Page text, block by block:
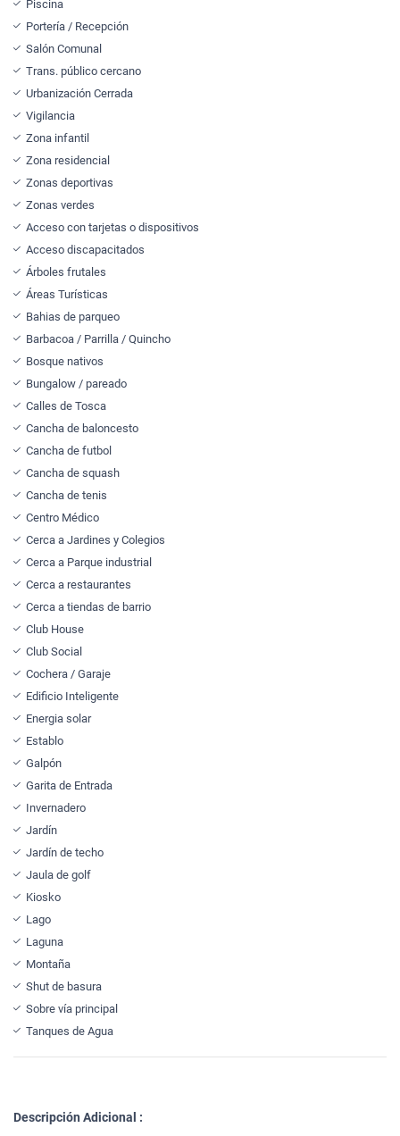
Piscina
Portería / Recepción
Salón Comunal
Trans. público cercano
Urbanización Cerrada
Vigilancia
Zona infantil
Zona residencial
Zonas deportivas
Zonas verdes
Acceso con tarjetas o dispositivos
Acceso discapacitados
Árboles frutales
Áreas Turísticas
Bahias de parqueo
Barbacoa / Parrilla / Quincho
Bosque nativos
Bungalow / pareado
Calles de Tosca
Cancha de baloncesto
Cancha de futbol
Cancha de squash
Cancha de tenis
Centro Médico
Cerca a Jardines y Colegios
Cerca a Parque industrial
Cerca a restaurantes
Cerca a tiendas de barrio
Club House
Club Social
Cochera / Garaje
Edificio Inteligente
Energia solar
Establo
Galpón
Garita de Entrada
Invernadero
Jardín
Jardín de techo
Jaula de golf
Kiosko
Lago
Laguna
Montaña
Shut de basura
Sobre vía principal
Tanques de Agua
Descripción Adicional :